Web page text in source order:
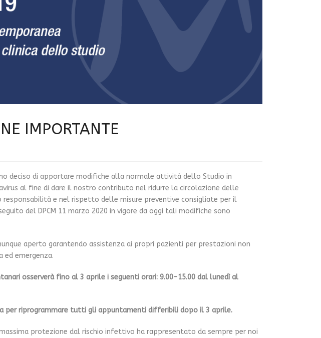
IMPORTANTE
deciso di apportare modifiche alla normale attività dello Studio in
al fine di dare il nostro contributo nel ridurre la circolazione delle
responsabilità e nel rispetto delle misure preventive consigliate per il
del DPCM 11 marzo 2020 in vigore da oggi tali modifiche sono
aperto garantendo assistenza ai propri pazienti per prestazioni non
ed emergenza.
osserverà fino al 3 aprile i seguenti orari: 9.00-15.00 dal lunedì al
per riprogrammare tutti gli appuntamenti differibili dopo il 3 aprile.
protezione dal rischio infettivo ha rappresentato da sempre per noi